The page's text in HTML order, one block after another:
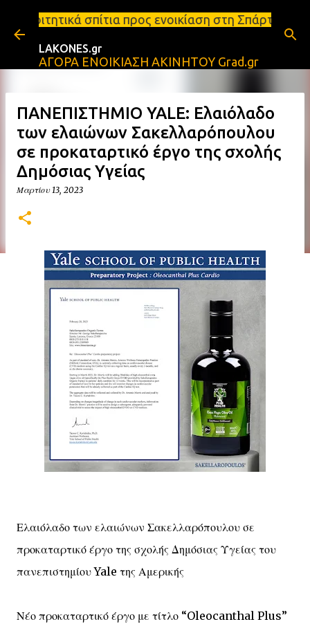
Μετάβαση στο κύριο περιεχόμενο
προς ενοικίαση στη Σπάρτη Ενοικιάσεις
LAKONES.gr
ΑΓΟΡΑ ΕΝΟΙΚΙΑΣΗ ΑΚΙΝΗΤΟΥ Grad.gr
ΠΑΝΕΠΙΣΤΗΜΙΟ YALE: Ελαιόλαδο
των ελαιώνων Σακελλαρόπουλου
σε προκαταρτικό έργο της σχολής
Δημόσιας Υγείας
Μαρτίου 13, 2023
Ελαιόλαδο των ελαιώνων Σακελλαρόπουλου σε
προκαταρτικό έργο της σχολής Δημόσιας Υγείας του
πανεπιστημίου Yale της Αμερικής
Νέο προκαταρτικό έργο με τίτλο “Oleocanthal Plus”